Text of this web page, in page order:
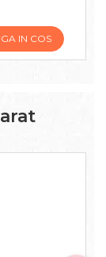
IN COS